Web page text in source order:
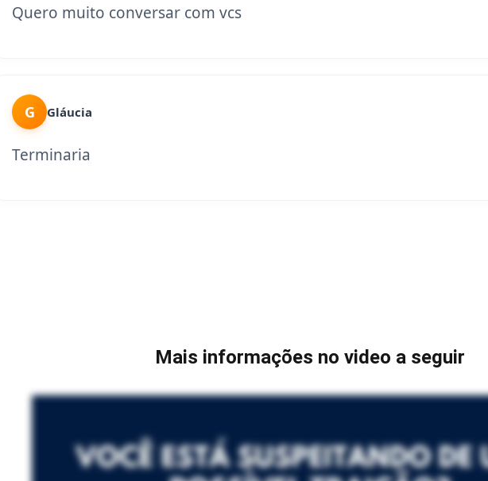
Quero muito conversar com vcs
G Gláucia
Terminaria
Mais informações no video a seguir